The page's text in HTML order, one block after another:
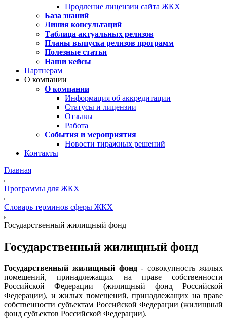
Продление лицензии сайта ЖКХ
База знаний
Линия консультаций
Таблица актуальных релизов
Планы выпуска релизов программ
Полезные статьи
Наши кейсы
Партнерам
О компании
О компании
Информация об аккредитации
Статусы и лицензии
Отзывы
Работа
События и мероприятия
Новости тиражных решений
Контакты
Главная
Программы для ЖКХ
Словарь терминов сферы ЖКХ
Государственный жилищный фонд
Государственный жилищный фонд
Государственный жилищный фонд- совокупность жилых
помещений, принадлежащих на праве собственности
Российской Федерации (жилищный фонд Российской
Федерации), и жилых помещений, принадлежащих на праве
собственности субъектам Российской Федерации (жилищный
фонд субъектов Российской Федерации).